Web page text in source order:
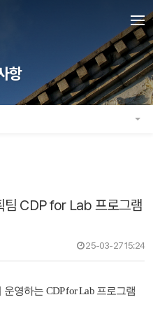
항
CDP for Lab 프로그램
25-03-27 15:24
영하는 CDP for Lab 프로그램